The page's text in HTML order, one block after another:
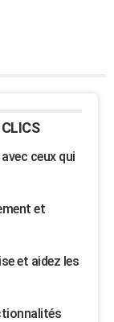
ceux qui
et
et aidez les